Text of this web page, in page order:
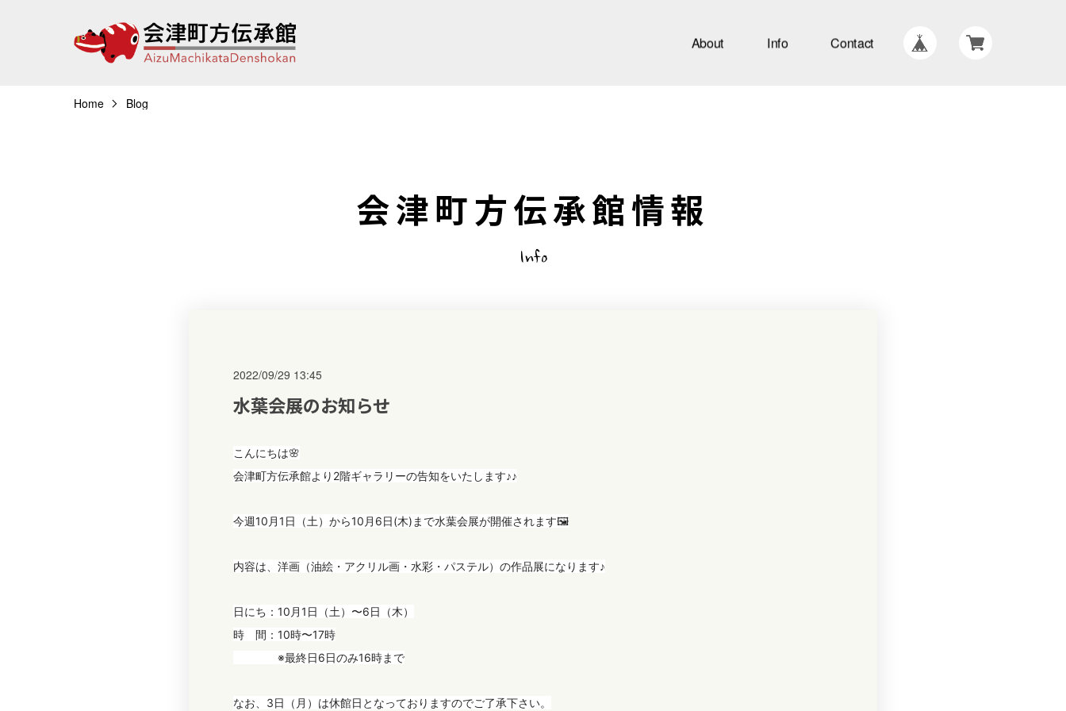
About Info Contact
Home Blog
会津町方伝承館情報
Info
水葉会展のお知らせ
2022/09/29 13:45
こんにちは🌸
会津町方伝承館より2階ギャラリーの告知をいたします♪♪
今週10月1日（土）から10月6日(木)まで水葉会展が開催されます🖼
内容は、洋画（油絵・アクリル画・水彩・パステル）の作品展になります♪
日にち：10月1日（土）〜6日（木）
時 間：10時〜17時
※最終日6日のみ16時まで
なお、3日（月）は休館日となっておりますのでご了承下さい。